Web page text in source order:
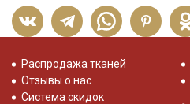
Распродажа тканей
Отзывы о нас
Система скидок